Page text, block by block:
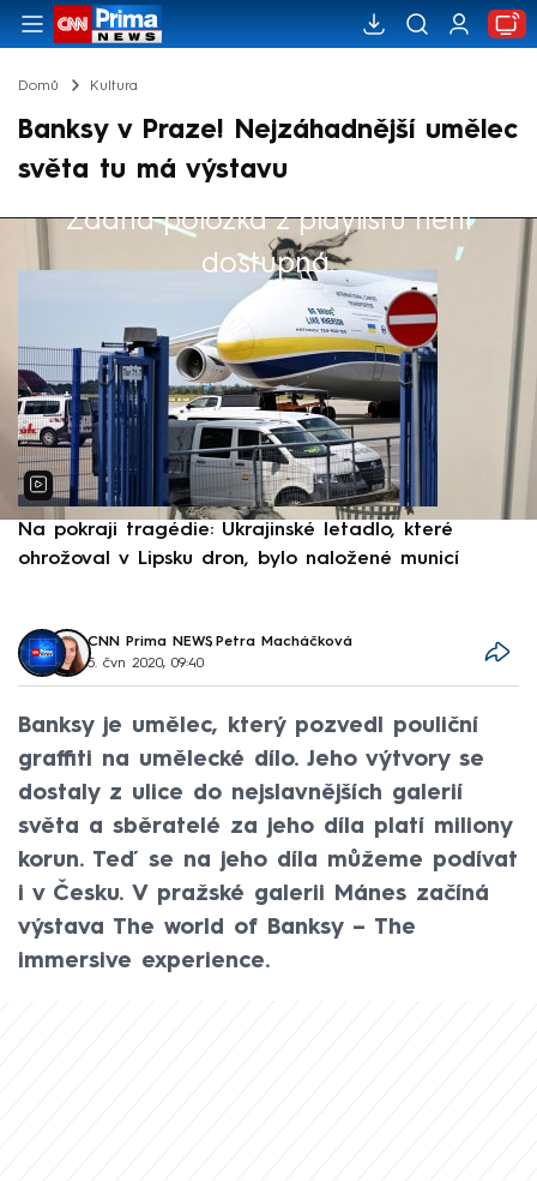
Domů Kultura
Banksy v Praze! Nejzáhadnější umělec
světa tu má výstavu
Žádná položka z playlistu není
dostupná.
Výběr redakce
Na pokraji tragédie: Ukrajinské letadlo, které
ohrožoval v Lipsku dron, bylo naložené municí
CNN Prima NEWS, Petra Macháčková
5. čvn 2020, 09:40
Banksy je umělec, který pozvedl pouliční
graffiti na umělecké dílo. Jeho výtvory se
dostaly z ulice do nejslavnějších galerií
světa a sběratelé za jeho díla platí miliony
korun. Teď se na jeho díla můžeme podívat
i v Česku. V pražské galerii Mánes začíná
výstava The world of Banksy – The
immersive experience.